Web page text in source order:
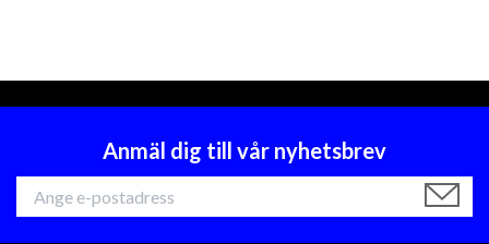
Anmäl dig till vår nyhetsbrev